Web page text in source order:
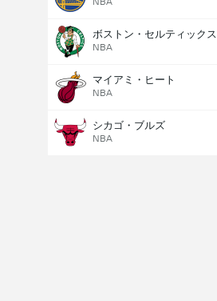
ボストン・セルティックス
NBA
マイアミ・ヒート
NBA
シカゴ・ブルズ
NBA